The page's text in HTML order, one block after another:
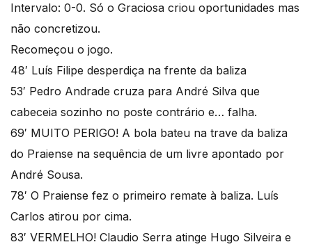
Intervalo: 0-0. Só o Graciosa criou oportunidades mas
não concretizou.
Recomeçou o jogo.
48′ Luís Filipe desperdiça na frente da baliza
53′ Pedro Andrade cruza para André Silva que
cabeceia sozinho no poste contrário e… falha.
69′ MUITO PERIGO! A bola bateu na trave da baliza
do Praiense na sequência de um livre apontado por
André Sousa.
78′ O Praiense fez o primeiro remate à baliza. Luís
Carlos atirou por cima.
83′ VERMELHO! Claudio Serra atinge Hugo Silveira e